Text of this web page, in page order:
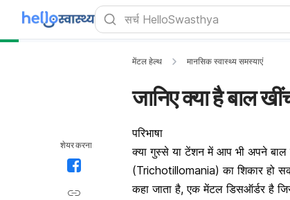
शेयर करना
मेंटल हेल्थ मानसिक स्वास्थ्य समस्याएं
जानिए क्या है बाल
परिभाषा
क्या गुस्से या टेंशन में आप भी अपने बाल
(Trichotillomania) का शिकार हो
कहा जाता है, एक मेंटल डिसऑर्डर है